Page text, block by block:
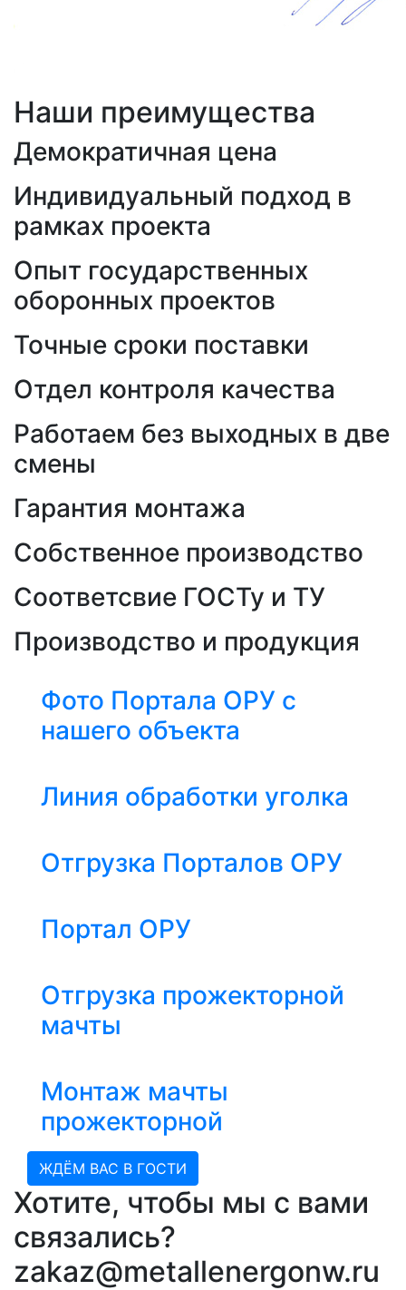
Наши преимущества
Демократичная цена
Индивидуальный подход в
рамках проекта
Опыт государственных
оборонных проектов
Точные сроки поставки
Отдел контроля качества
Работаем без выходных в две
смены
Гарантия монтажа
Собственное производство
Соответсвие ГОСТу и ТУ
Производство и продукция
Фото Портала ОРУ с
нашего объекта
Линия обработки уголка
Отгрузка Порталов ОРУ
Портал ОРУ
Отгрузка прожекторной
мачты
Монтаж мачты
прожекторной
ЖДЁМ ВАС В ГОСТИ
Хотите, чтобы мы с вами
связались?
zakaz@metallenergonw.ru